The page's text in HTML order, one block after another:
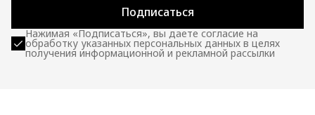
Подписаться
Нажимая «Подписаться», вы даете согласие на
обработку указанных персональных данных в целях
получения информационной и рекламной рассылки